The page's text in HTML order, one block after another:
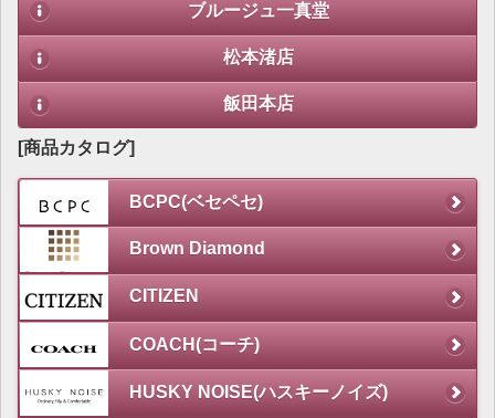
ブルージュ一真堂
松本渚店
飯田本店
[商品カタログ]
BCPC(ベセペセ)
Brown Diamond
CITIZEN
COACH(コーチ)
HUSKY NOISE(ハスキーノイズ)